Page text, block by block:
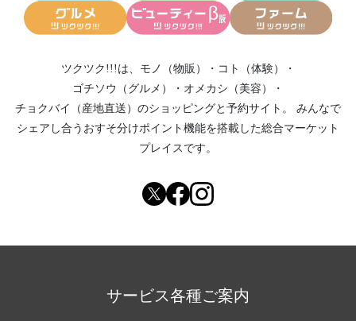
ツクツク!!!は、 モノ（物販） ・ コト（体験）
・
ゴチソウ（グルメ）
・ オメカシ（美容）
・
チョクバイ（産地直送） のショッピングと予約サイト。
みんなで
シェアし合う おすそ分けポイント機能を搭載した総合マーケット
プレイスです。
サービス各種ご案内